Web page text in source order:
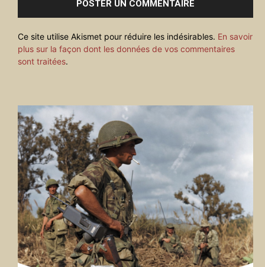
Ce site utilise Akismet pour réduire les indésirables. En savoir
plus sur la façon dont les données de vos commentaires
sont traitées.